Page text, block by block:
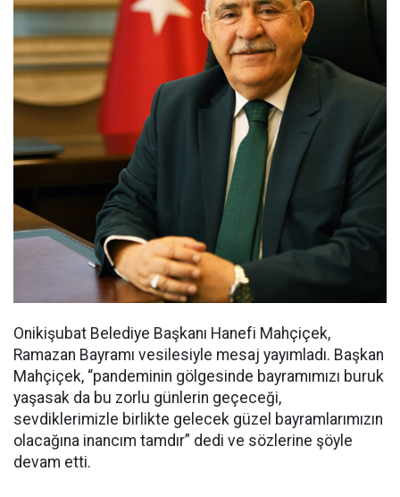
Onikişubat Belediye Başkanı Hanefi Mahçiçek,
Ramazan Bayramı vesilesiyle mesaj yayımladı. Başkan
Mahçiçek, “pandeminin gölgesinde bayramımızı buruk
yaşasak da bu zorlu günlerin geçeceği,
sevdiklerimizle birlikte gelecek güzel bayramlarımızın
olacağına inancım tamdır” dedi ve sözlerine şöyle
devam etti.